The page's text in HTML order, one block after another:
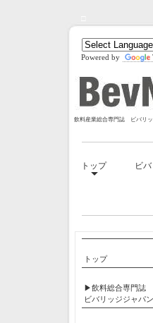
Powered by
飲料産業総合専門誌 ビバリ
トップ ビ
トップ
▶飲料総合専門誌
ビバリッジジャパ